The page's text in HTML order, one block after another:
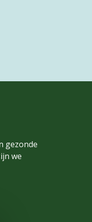
gezonde
we